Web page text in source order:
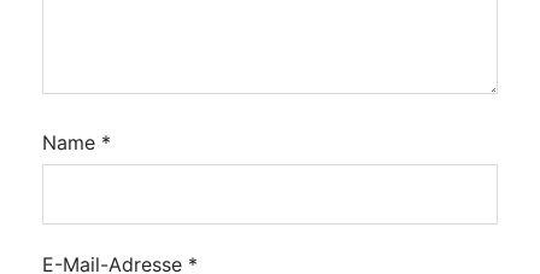
Name *
E-Mail-Adresse *